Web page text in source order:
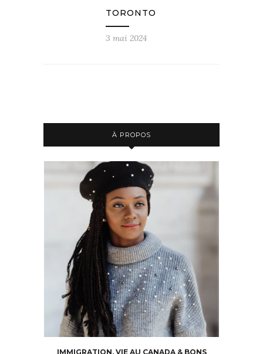
TORONTO
3 mai 2024
À PROPOS
IMMIGRATION, VIE AU CANADA & BONS